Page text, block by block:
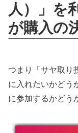
人）」を
が購入の
つまり「サヤ取り
に入れたいかどう
に参加するかどう